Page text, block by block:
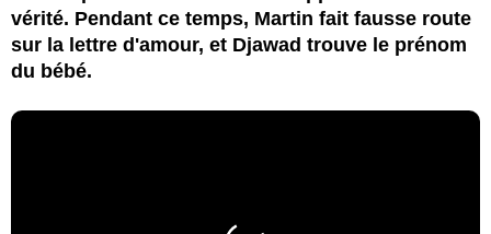
vérité. Pendant ce temps, Martin fait fausse route
sur la lettre d'amour, et Djawad trouve le prénom
du bébé.